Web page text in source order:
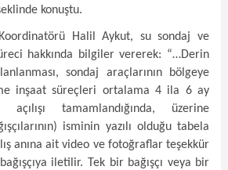
konuştu.
Halil Aykut, su sondaj ve
hakkında bilgiler vererek: “…Derin
sondaj araçlarının bölgeye
inşaat süreçleri ortalama 4 ila 6 ay
tamamlandığında, üzerine
isminin yazılı olduğu tabela
anına ait video ve fotoğraflar teşekkür
iletilir. Tek bir bağışçı veya bir